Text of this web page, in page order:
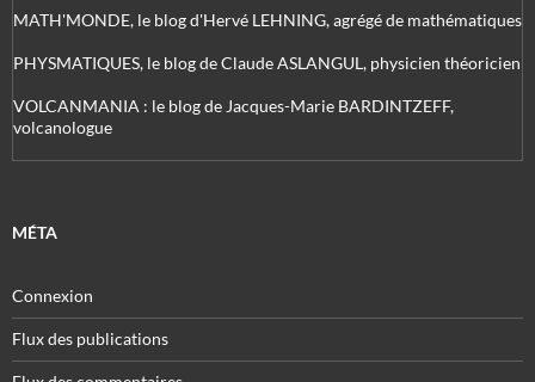
MATH'MONDE, le blog d'Hervé LEHNING, agrégé de mathématiques
PHYSMATIQUES, le blog de Claude ASLANGUL, physicien théoricien
VOLCANMANIA : le blog de Jacques-Marie BARDINTZEFF,
volcanologue
MÉTA
Connexion
Flux des publications